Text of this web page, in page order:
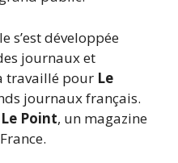
s’est développée
journaux et
travaillé pour Le
journaux français.
Le Point, un magazine